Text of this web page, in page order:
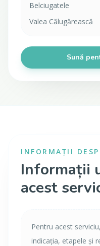
Belciugatele
Valea Călugărească
Sună
INFORMAȚII
Informații
acest
Pentru acest
indicația, etapele și